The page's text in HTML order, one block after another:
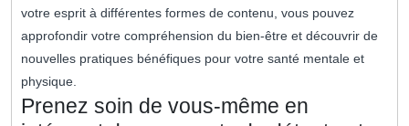
votre esprit à différentes formes de contenu, vous pouvez
approfondir votre compréhension du bien-être et découvrir de
nouvelles pratiques bénéfiques pour votre santé mentale et
physique.
Prenez soin de vous-même en